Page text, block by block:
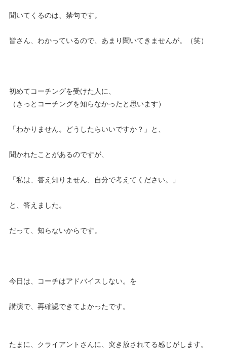
聞いてくるのは、禁句です。
皆さん、わかっているので、あまり聞いてきませんが。（笑）
初めてコーチングを受けた人に、
（きっとコーチングを知らなかったと思います）
「わかりません。どうしたらいいですか？」と、
聞かれたことがあるのですが、
「私は、答え知りません、自分で考えてください。」
と、答えました。
だって、知らないからです。
今日は、コーチはアドバイスしない。を
講演で、再確認できてよかったです。
たまに、クライアントさんに、突き放されてる感じがします。